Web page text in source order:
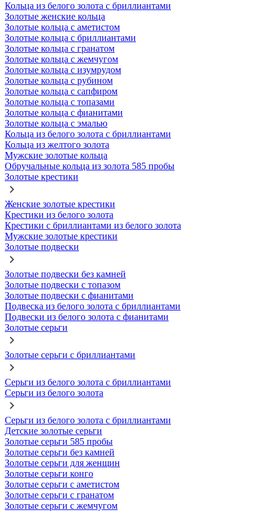
Кольца из белого золота с бриллиантами
Золотые женские кольца
Золотые кольца с аметистом
Золотые кольца с бриллиантами
Золотые кольца с гранатом
Золотые кольца с жемчугом
Золотые кольца с изумрудом
Золотые кольца с рубином
Золотые кольца с сапфиром
Золотые кольца с топазами
Золотые кольца с фианитами
Золотые кольца с эмалью
Кольца из белого золота с бриллиантами
Кольца из желтого золота
Мужские золотые кольца
Обручальные кольца из золота 585 пробы
Золотые крестики
Женские золотые крестики
Крестики из белого золота
Крестики с бриллиантами из белого золота
Мужские золотые крестики
Золотые подвески
Золотые подвески без камней
Золотые подвески с топазом
Золотые подвески с фианитами
Подвеска из белого золота с бриллиантами
Подвески из белого золота с фианитами
Золотые серьги
Золотые серьги с бриллиантами
Серьги из белого золота с бриллиантами
Серьги из белого золота
Серьги из белого золота с бриллиантами
Детские золотые серьги
Золотые серьги 585 пробы
Золотые серьги без камней
Золотые серьги для женщин
Золотые серьги конго
Золотые серьги с аметистом
Золотые серьги с гранатом
Золотые серьги с жемчугом